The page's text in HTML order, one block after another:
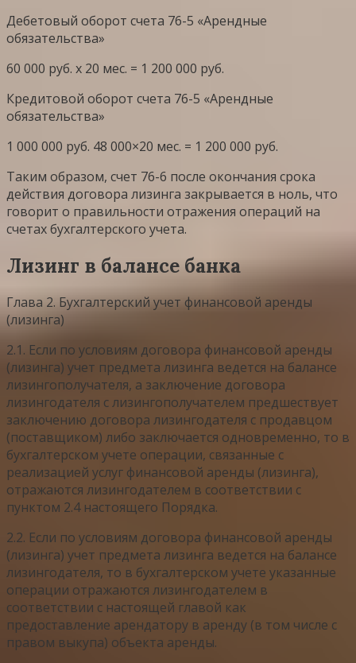
Дебетовый оборот счета 76-5 «Арендные
обязательства»
60 000 руб. х 20 мес. = 1 200 000 руб.
Кредитовой оборот счета 76-5 «Арендные
обязательства»
1 000 000 руб. 48 000×20 мес. = 1 200 000 руб.
Таким образом, счет 76-6 после окончания срока
действия договора лизинга закрывается в ноль, что
говорит о правильности отражения операций на
счетах бухгалтерского учета.
Лизинг в балансе банка
Глава 2. Бухгалтерский учет финансовой аренды
(лизинга)
2.1. Если по условиям договора финансовой аренды
(лизинга) учет предмета лизинга ведется на балансе
лизингополучателя, а заключение договора
лизингодателя с лизингополучателем предшествует
заключению договора лизингодателя с продавцом
(поставщиком) либо заключается одновременно, то в
бухгалтерском учете операции, связанные с
реализацией услуг финансовой аренды (лизинга),
отражаются лизингодателем в соответствии с
пунктом 2.4 настоящего Порядка.
2.2. Если по условиям договора финансовой аренды
(лизинга) учет предмета лизинга ведется на балансе
лизингодателя, то в бухгалтерском учете указанные
операции отражаются лизингодателем в
соответствии с настоящей главой как
предоставление арендатору в аренду (в том числе с
правом выкупа) объекта аренды.